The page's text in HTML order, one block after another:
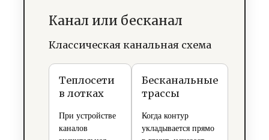
Канал или бесканал
Классическая канальная схема
Теплосети
в лотках
При устройстве
каналов
Бесканальные
трассы
Когда контур
укладывается прямо